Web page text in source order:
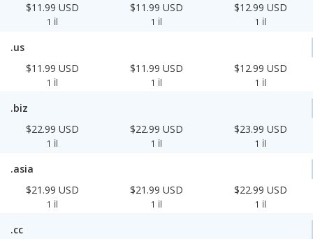
$11.99 USD
1 İl
$11.99 USD
1 İl
$12.99 USD
1 İl
.us
$11.99 USD
1 İl
$11.99 USD
1 İl
$12.99 USD
1 İl
.biz
$22.99 USD
1 İl
$22.99 USD
1 İl
$23.99 USD
1 İl
.asia
$21.99 USD
1 İl
$21.99 USD
1 İl
$22.99 USD
1 İl
.cc